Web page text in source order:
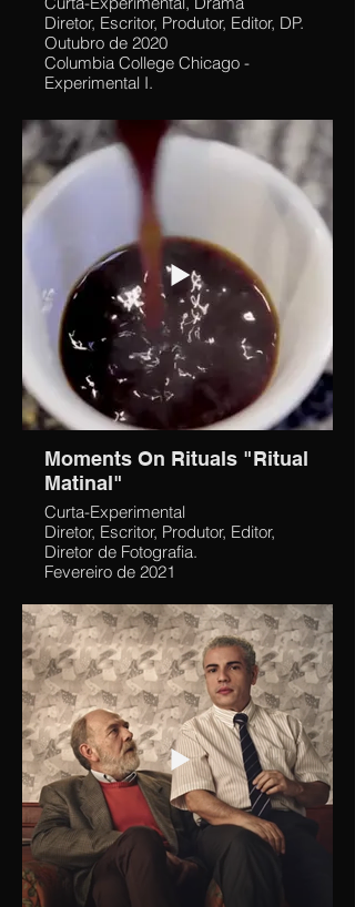
Diretor, Escritor, Produtor, Editor, DP.
Outubro de 2020
Columbia College Chicago -
Experimental I.
A mistura de cor e sentimento, e as
verdades que temos medo de dizer
e aceitar sobre a presença do medo
em nossas vidas.
Moments On Rituals "Ritual
Matinal"
Curta-Experimental
Diretor, Escritor, Produtor, Editor,
Diretor de Fotografia.
Fevereiro de 2021
Experimental II
Todos nós temos nossos Rituais e
Momentos Especiais em cada um,
qual é o seu?
Feito durante a quarentena.
Proposta: Fazer um Filme de 2,15
min sobre um tema comum (Um
ritual diário seu) para todos os
alunos que optaram por aprofundar
o estudo do filme experimental, o
que escolhi foi o meu ritual matinal.